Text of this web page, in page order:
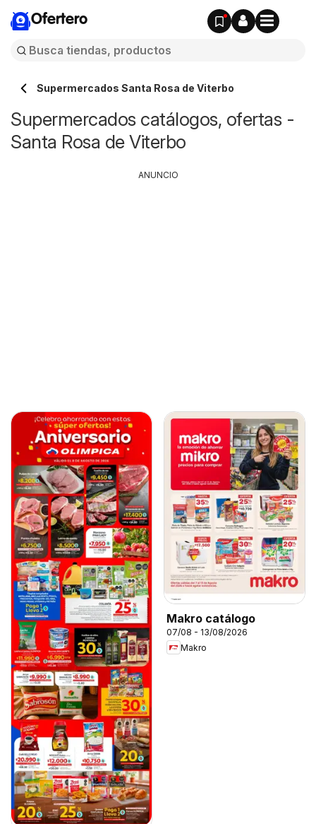
Ofertero
Supermercados Santa Rosa de Viterbo
Supermercados catálogos, ofertas -
Santa Rosa de Viterbo
Makro catálogo
07/08 - 13/08/2026
Makro
ANUNCIO